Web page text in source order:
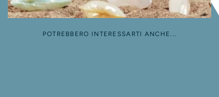
POTREBBERO INTERESSARTI ANCHE...